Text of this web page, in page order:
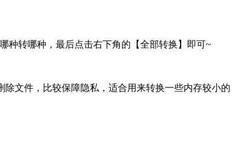
种转哪种，最后点击右下角的【全部转换】即可~
文件，比较保障隐私，适合用来转换一些内存较小的